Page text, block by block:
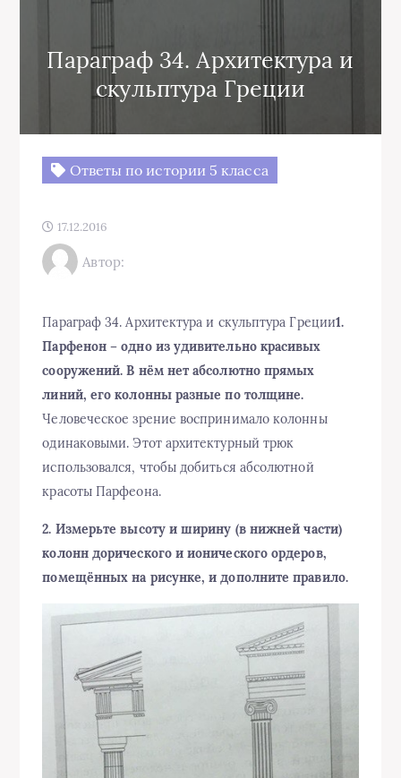
Параграф 34. Архитектура и
скульптура Греции
Ответы по истории 5 класса
17.12.2016
Автор:
Параграф 34. Архитектура и скульптура Греции1.
Парфенон – одно из удивительно красивых
сооружений. В нём нет абсолютно прямых
линий, его колонны разные по толщине.
Человеческое зрение воспринимало колонны
одинаковыми. Этот архитектурный трюк
использовался, чтобы добиться абсолютной
красоты Парфеона.
2. Измерьте высоту и ширину (в нижней части)
колонн дорического и ионического ордеров,
помещённых на рисунке, и дополните правило.